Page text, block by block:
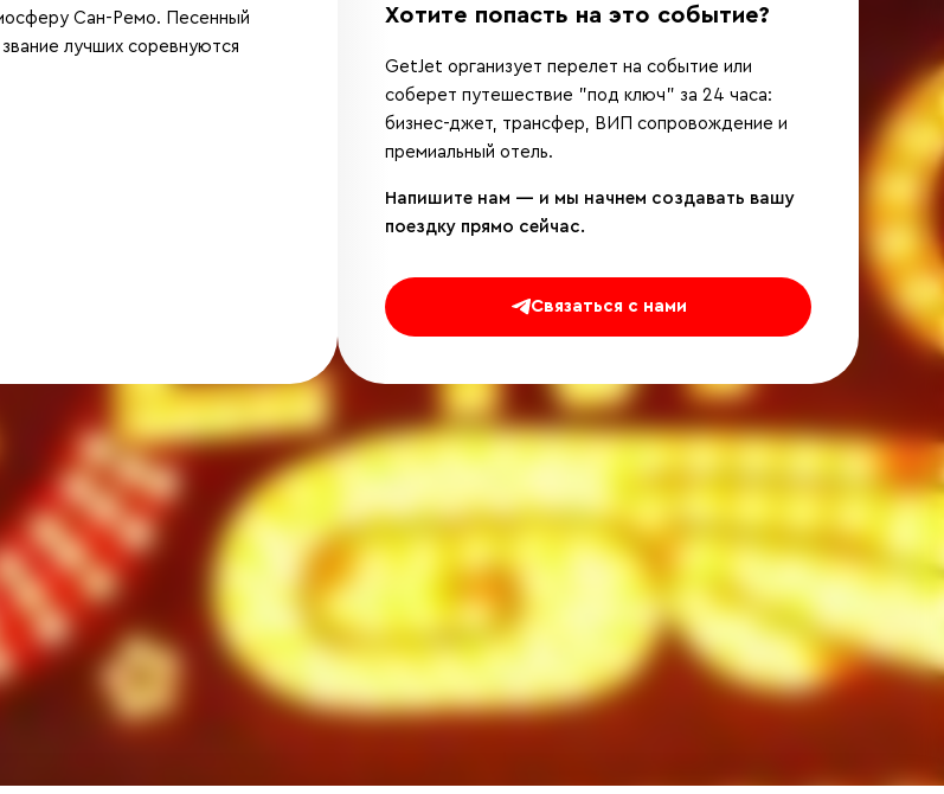
Сан-Ремо. Песенный
лучших соревнуются
Хотите попасть на это событие?
GetJet организует перелет на событие или
соберет путешествие "под ключ" за 24 часа:
бизнес-джет, трансфер, ВИП сопровождение и
премиальный отель.
Напишите нам — и мы начнем создавать вашу
поездку прямо сейчас.
Связаться с нами